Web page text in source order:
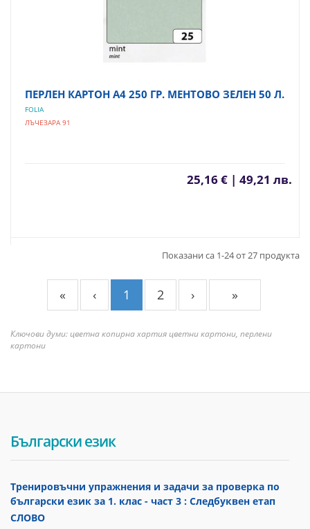
ПЕРЛЕН КАРТОН А4 250 ГР. МЕНТОВО ЗЕЛЕН 50 Л.
FOLIA
ЛЪЧЕЗАРА 91
25,16 € | 49,21 лв.
Показани са 1-24 от 27 продукта
« ‹ 1 2 › »
Ключови думи: цветна копирна хартия цветни картони, перлени
картони
Български език
Тренировъчни упражнения и задачи за проверка по
български език за 1. клас - част 3 : Следбуквен етап
СЛОВО